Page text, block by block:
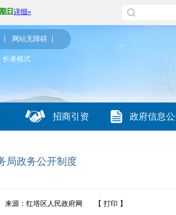
网站无障碍
长者模式
招商引资 政府信息
局政务公开制度
来源：红塔区人民政府网 【 打印 】